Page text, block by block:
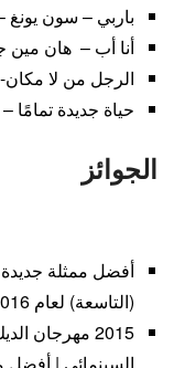
باربي – سون يونغ –
أنا أب – هان مين جي –
الرجل من لا مكان-
حياة جديدة تمامًا –
الجوائز
أفضل ممثلة جديدة
(التاسعة) لعام 2016 – 7 أكتوبر 2016 .
2015 مهرجان